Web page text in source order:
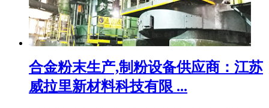
合金粉末生产,制粉设备供应商：江苏
威拉里新材料科技有限 ...